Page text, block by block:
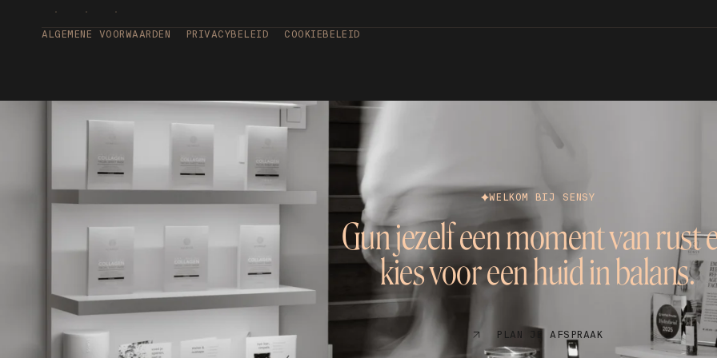
ALGEMENE VOORWAARDEN PRIVACYBELEID COOKIEBELEID
WELKOM BIJ SENSY
Gun jezelf een moment van rust
kies voor een huid in balans.
PLAN JE AFSPRAAK